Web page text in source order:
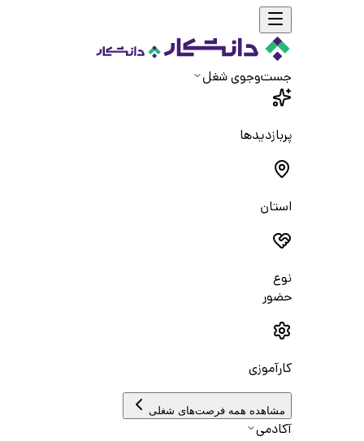
جست‌و‌جوی شغل
پربازدیدها
استان
نوع
حضور
کارآموزی
مشاهده همه فرصت‌های شغلی
آکادمی